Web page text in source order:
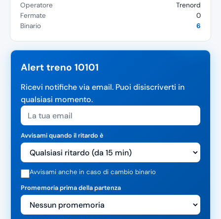
Operatore
Trenord
Fermate
0
Binario
6
Alert treno 10101
Ricevi notifiche via email. Puoi disiscriverti in
qualsiasi momento.
Avvisami quando il ritardo è
Avvisami anche in caso di cambio binario
Promemoria prima della partenza